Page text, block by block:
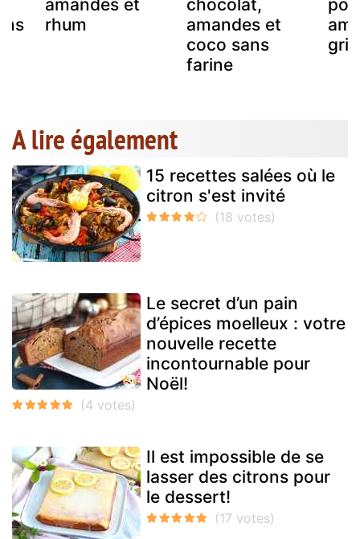
amandes et
rhum
chocolat,
amandes et
coco sans
farine
A lire également
15 recettes salées où le
citron s'est invité
Le secret d’un pain
d’épices moelleux : votre
nouvelle recette
incontournable pour
Noël!
Il est impossible de se
lasser des citrons pour
le dessert!